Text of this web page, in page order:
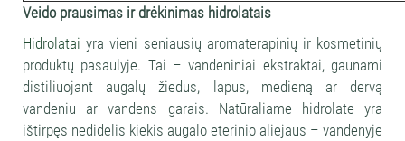
Veido prausimas ir drėkinimas hidrolatais
Hidrolatai yra vieni seniausių aromaterapinių ir kosmetinių
produktų pasaulyje. Tai – vandeniniai ekstraktai, gaunami
distiliuojant augalų žiedus, lapus, medieną ar dervą
vandeniu ar vandens garais. Natūraliame hidrolate yra
ištirpęs nedidelis kiekis augalo eterinio aliejaus – vandenyje